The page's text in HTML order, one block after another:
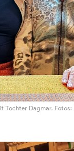
Tochter Dagmar. Fotos: